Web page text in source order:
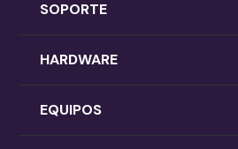
SOPORTE
HARDWARE
EQUIPOS